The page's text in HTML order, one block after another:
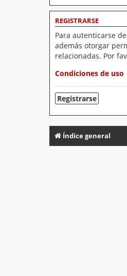
REGISTRARSE
Para autenticarse
además otorgar
relacionadas. Por
Condiciones de uso
Registrarse
Índice general